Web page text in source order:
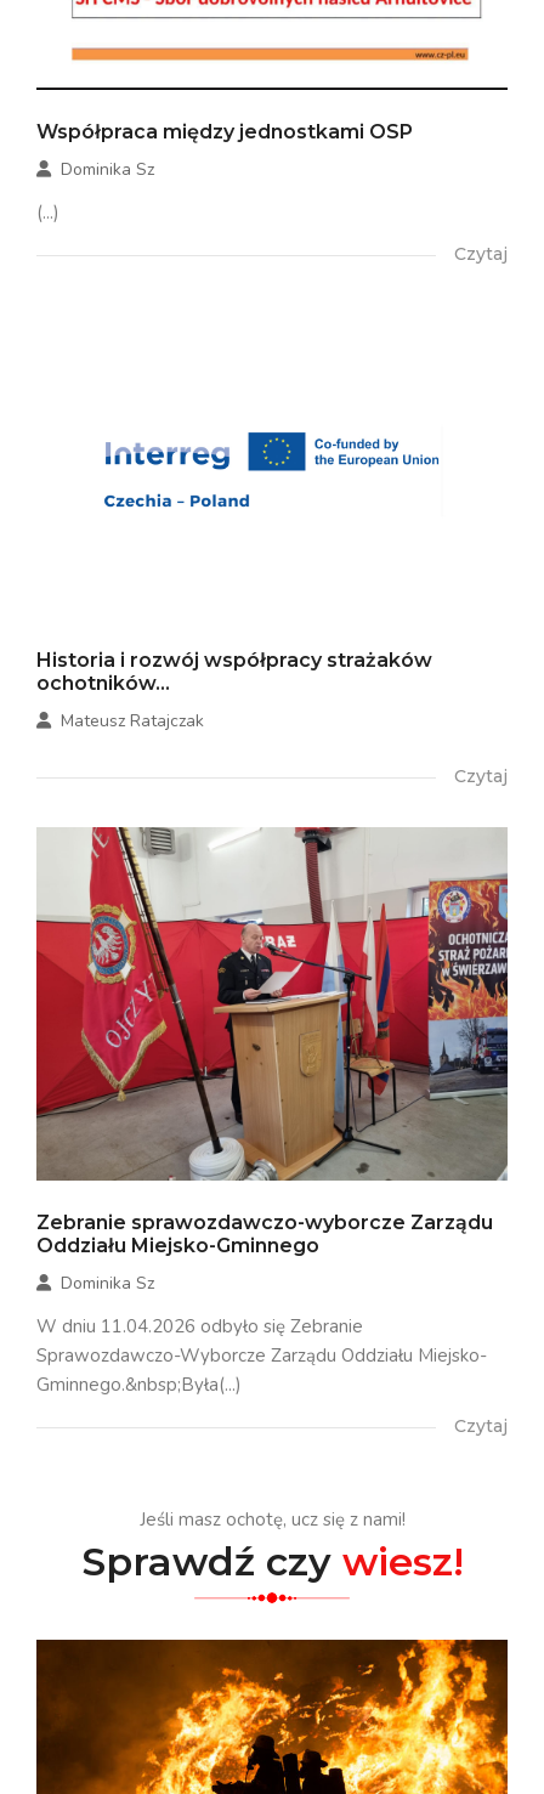
Współpraca między jednostkami OSP
Dominika Sz
(...)
Czytaj
Historia i rozwój współpracy strażaków
ochotników...
Mateusz Ratajczak
Czytaj
Zebranie sprawozdawczo-wyborcze Zarządu
Oddziału Miejsko-Gminnego
Dominika Sz
W dniu 11.04.2026 odbyło się Zebranie
Sprawozdawczo-Wyborcze Zarządu Oddziału Miejsko-
Gminnego.&nbsp;Była(...)
Czytaj
Jeśli masz ochotę, ucz się z nami!
Sprawdź czy wiesz!